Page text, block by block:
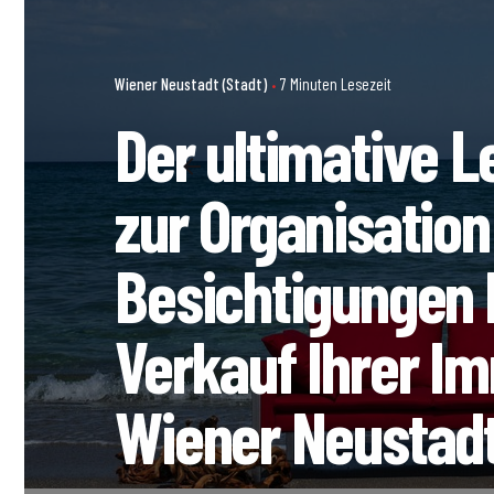
Wiener Neustadt (Stadt) 7 Minuten Lesezeit
Der ultimative
zur
Besichtigungen
Verkauf Ihrer
Wiener